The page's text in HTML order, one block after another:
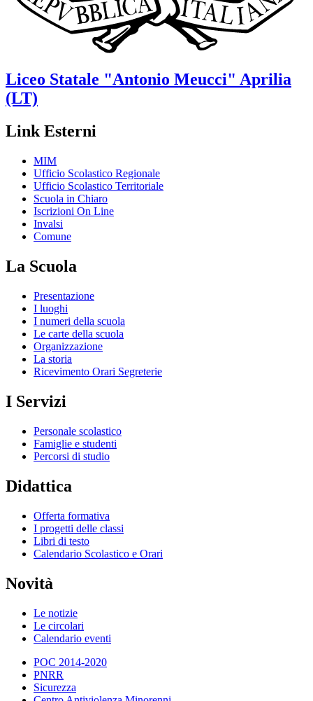
Liceo Statale "Antonio Meucci" Aprilia
(LT)
Link Esterni
MIM
Ufficio Scolastico Regionale
Ufficio Scolastico Territoriale
Scuola in Chiaro
Iscrizioni On Line
Invalsi
Comune
La Scuola
Presentazione
I luoghi
I numeri della scuola
Le carte della scuola
Organizzazione
La storia
Ricevimento Orari Segreterie
I Servizi
Personale scolastico
Famiglie e studenti
Percorsi di studio
Didattica
Offerta formativa
I progetti delle classi
Libri di testo
Calendario Scolastico e Orari
Novità
Le notizie
Le circolari
Calendario eventi
POC 2014-2020
PNRR
Sicurezza